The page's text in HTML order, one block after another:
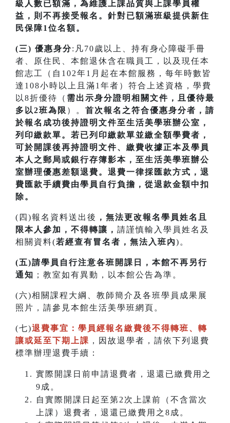
級人數已額滿，為維護上課品質與上課學員權
益，則不再接受報名。針對已額滿班級提供新住
民保障1位名額。
(三) 優惠身分:凡70歲以上、持有身心障礙手冊
者、原住民、本館退休含在職員工，以及現任本
館志工（自102年1月起在本館服務，每年時數皆
達108小時以上且滿1年者）符合上述資格，學費
以8折優待（ 需出示身分證明相關文件，且優待最
多以2班為限 ）。 首次報名之符合優惠身分者，請
於報名成功後持證明文件至生活美學班辦公室，
列印繳款單。若已列印繳款單並繳全額學費者，
可於開課後再持證明文件、繳費收據正本及學員
本人之郵局或銀行存簿影本，至生活美學班辦公
室辦理優惠差額退費。 退費一律採匯款方式，退
費匯款手續費由學員自行負擔，從退款金額中扣
除。
(四)報名資料送出後 ，無法更改報名學員姓名且
限本人參加，不得轉讓， 請謹慎輸入學員姓名及
相關資料(若經查有冒名者，無法入班內)。
(五)請學員自行注意各班開課日，本館不再另行
通知 ；教室如有異動，以本館公告為準。
(六)相關課程大綱、教師簡介及各班學員成果展
照片，請參見本館生活美學班網頁。
(七)退費事宜：學員經報名繳費後不得轉班、 轉
讓或延至下期上課 ，因故退學者，請依下列退費
標準辦理退費手續：
實際開課日前申請退費者，退還已繳費用之
9成。
自實際開課日起至第2次上課前（不含當次
上課）退費者，退還已繳費用之8成。